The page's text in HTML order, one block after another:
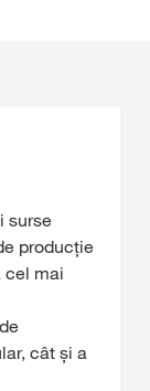
surse
producție
cel mai
cât și a